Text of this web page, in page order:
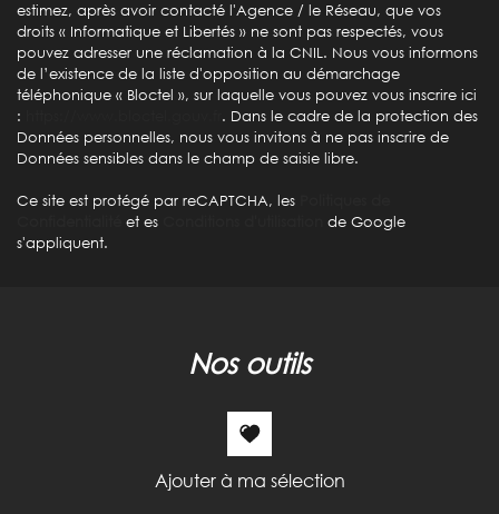
Maisons
95,85 %
Appartements
4,15 %
Familles avec 3 enfants
6,45 %
estimez, après avoir contacté l'Agence / le Réseau, que vos
droits « Informatique et Libertés » ne sont pas respectés, vous
pouvez adresser une réclamation à la CNIL. Nous vous informons
de l’existence de la liste d'opposition au démarchage
téléphonique « Bloctel », sur laquelle vous pouvez vous inscrire ici
:
. Dans le cadre de la protection des
Données personnelles, nous vous invitons à ne pas inscrire de
Données sensibles dans le champ de saisie libre.
Ce site est protégé par reCAPTCHA, les
et es
de Google
s'appliquent.
nos outils
Ajouter à ma sélection